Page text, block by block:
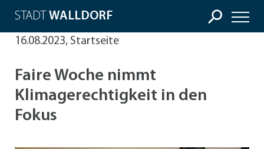
STADT WALLDORF
16.08.2023, Startseite
Faire Woche nimmt
Klimagerechtigkeit in den
Fokus